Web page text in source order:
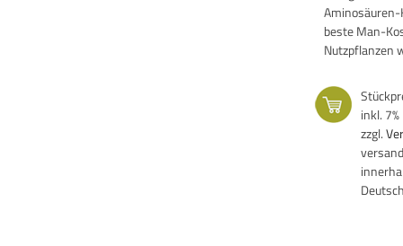
beste Man-
Nutzpflanzen
inkl.
zzgl.